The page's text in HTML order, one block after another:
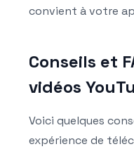
convient à votre
Conseils et
vidéos
Voici quelques
expérience de